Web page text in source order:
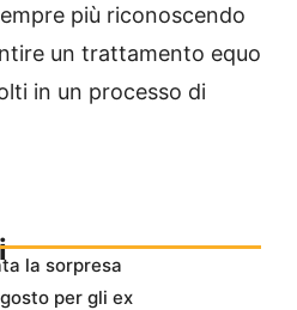
più riconoscendo
un trattamento equo
in un processo di
la sorpresa
per gli ex